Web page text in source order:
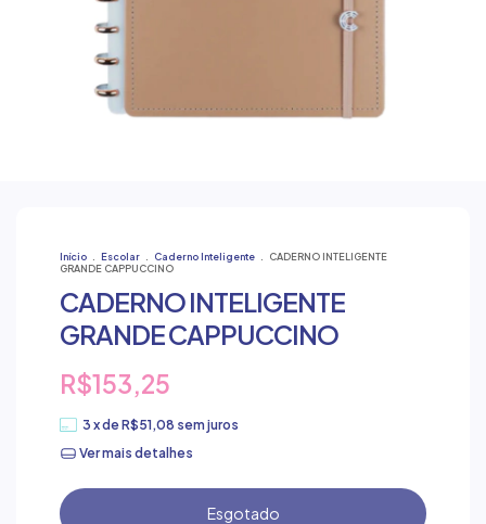
Início Escolar Caderno Inteligente
CADERNO INTELIGENTE
GRANDE CAPPUCCINO
CADERNO INTELIGENTE
GRANDE CAPPUCCINO
R$153,25
3 x deR$51,08 sem juros
Ver mais detalhes